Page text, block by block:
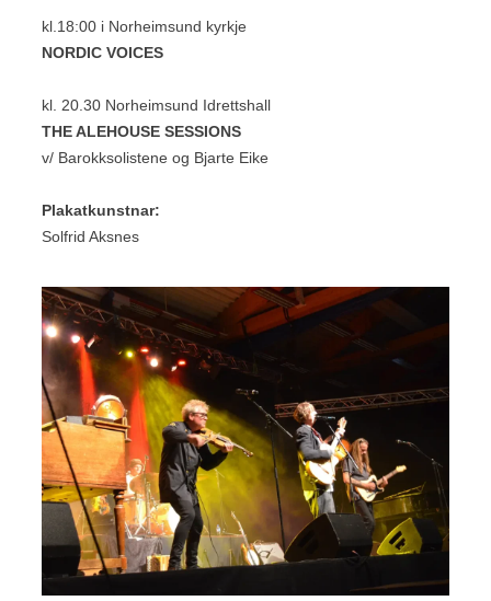
kl.18:00 i Norheimsund kyrkje
NORDIC VOICES
kl. 20.30 Norheimsund Idrettshall
THE ALEHOUSE SESSIONS
v/ Barokksolistene og Bjarte Eike
Plakatkunstnar:
Solfrid Aksnes